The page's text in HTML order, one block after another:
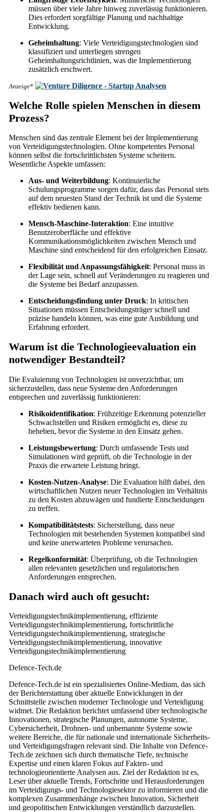
müssen über viele Jahre hinweg zuverlässig funktionieren.
Dies erfordert sorgfältige Planung und nachhaltige
Entwicklung.
Geheimhaltung: Viele Verteidigungstechnologien sind
klassifiziert und unterliegen strengen
Geheimhaltungsrichtlinien, was die Implementierung
zusätzlich erschwert.
Anzeige*
Welche Rolle spielen Menschen in diesem
Prozess?
Menschen sind das zentrale Element bei der Implementierung
von Verteidigungstechnologien. Ohne kompetentes Personal
können selbst die fortschrittlichsten Systeme scheitern.
Wesentliche Aspekte umfassen:
Aus- und Weiterbildung: Kontinuierliche
Schulungsprogramme sorgen dafür, dass das Personal stets
auf dem neuesten Stand der Technik ist und die Systeme
effektiv bedienen kann.
Mensch-Maschine-Interaktion: Eine intuitive
Benutzeroberfläche und effektive
Kommunikationsmöglichkeiten zwischen Mensch und
Maschine sind entscheidend für den erfolgreichen Einsatz.
Flexibilität und Anpassungsfähigkeit: Personal muss in
der Lage sein, schnell auf Veränderungen zu reagieren und
die Systeme bei Bedarf anzupassen.
Entscheidungsfindung unter Druck: In kritischen
Situationen müssen Entscheidungsträger schnell und
präzise handeln können, was eine gute Ausbildung und
Erfahrung erfordert.
Warum ist die Technologieevaluation ein
notwendiger Bestandteil?
Die Evaluierung von Technologien ist unverzichtbar, um
sicherzustellen, dass neue Systeme den Anforderungen
entsprechen und zuverlässig funktionieren:
Risikoidentifikation: Frühzeitige Erkennung potenzieller
Schwachstellen und Risiken ermöglicht es, diese zu
beheben, bevor die Systeme in den Einsatz gehen.
Leistungsbewertung: Durch umfassende Tests und
Simulationen wird geprüft, ob die Technologie in der
Praxis die erwartete Leistung bringt.
Kosten-Nutzen-Analyse: Die Evaluation hilft dabei, den
wirtschaftlichen Nutzen neuer Technologien im Verhältnis
zu den Kosten abzuwägen und fundierte Entscheidungen
zu treffen.
Kompatibilitätstests: Sicherstellung, dass neue
Technologien mit bestehenden Systemen kompatibel sind
und keine unerwarteten Probleme verursachen.
Regelkonformität: Überprüfung, ob die Technologien
allen relevanten gesetzlichen und regulatorischen
Anforderungen entsprechen.
Danach wird auch oft gesucht:
Verteidigungstechnikimplementierung, effiziente
Verteidigungstechnikimplementierung, fortschrittliche
Verteidigungstechnikimplementierung, strategische
Verteidigungstechnikimplementierung, innovative
Verteidigungstechnikimplementierung
Defence-Tech.de
Defence-Tech.de ist ein spezialisiertes Online-Medium, das sich
der Berichterstattung über aktuelle Entwicklungen in der
Schnittstelle zwischen moderner Technologie und Verteidigung
widmet. Die Redaktion berichtet umfassend über technologische
Innovationen, strategische Planungen, autonome Systeme,
Cybersicherheit, Drohnen- und unbemannte Systeme sowie
weitere Bereiche, die für nationale und internationale Sicherheits-
und Verteidigungsfragen relevant sind. Die Inhalte von Defence-
Tech.de zeichnen sich durch thematische Tiefe, technische
Expertise und einen klaren Fokus auf Fakten- und
technologieorientierte Analysen aus. Ziel der Redaktion ist es,
Leser über aktuelle Trends, Fortschritte und Herausforderungen
im Verteidigungs- und Technologiesektor zu informieren und die
komplexen Zusammenhänge zwischen Innovation, Sicherheit
und geopolitischen Entwicklungen verständlich darzustellen.